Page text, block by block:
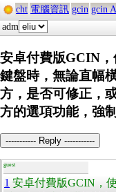
cht 電腦資訊 gcin gcin
adm
安卓付費版GCIN
鍵盤時，無論直幅
方，是否可修正，
方的選項功能，強
----------- Reply -----------
guest
1 安卓付費版GCIN，